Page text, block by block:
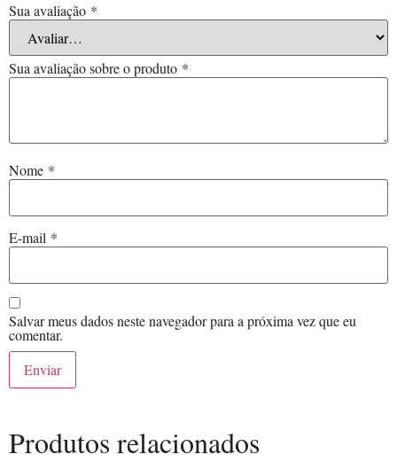
Sua avaliação *
Sua avaliação sobre o produto *
Nome *
E-mail *
Salvar meus dados neste navegador para a próxima vez que eu
comentar.
Produtos relacionados